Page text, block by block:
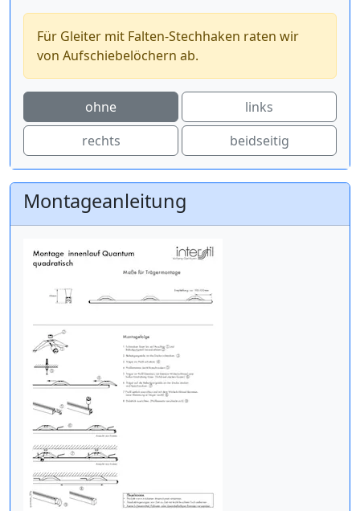
Für Gleiter mit Falten-Stechhaken raten wir
von Aufschiebelöchern ab.
ohne
links
rechts
beidseitig
Montageanleitung